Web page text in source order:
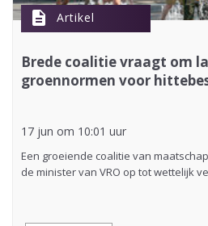
description Artikel
Brede coalitie vraagt om
groennormen voor
17 jun om 10:01 uur
Een groeiende coalitie van
de minister van VRO op tot wettelijk